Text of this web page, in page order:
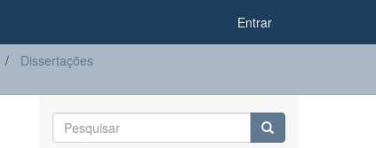
Entrar
Dissertações